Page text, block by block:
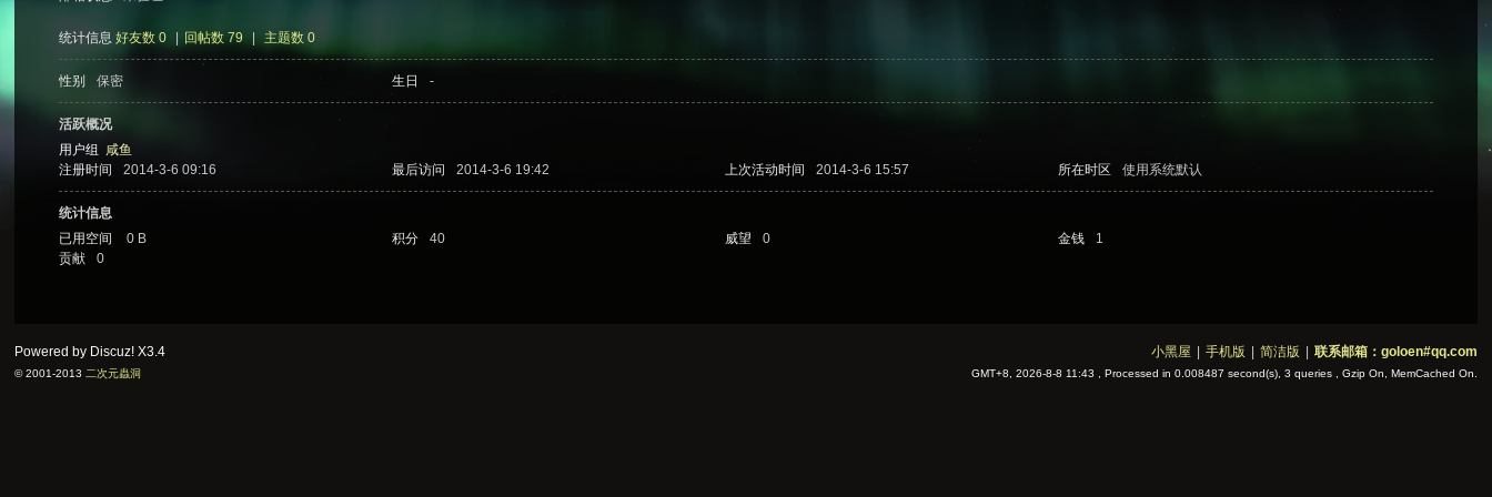
统计信息 好友数 0 回帖数 79 主题数 0
性别 保密 生日 -
活跃概况
用户组 咸鱼
注册时间
2014-3-6 09:16 最后访问 2014-3-6 19:42 上次活动时间 2014-3-6 15:57 所在时区 使用系统默认
统计信息
已用空间
0 B 积分 40 威望 0 金钱
1
贡献
0
小黑屋 手机版 简洁版 联系邮箱：goloen#qq.com
GMT+8, 2026-8-8 11:43 , Processed in 0.008487 second(s), 3 queries , Gzip On, MemCached On.
Powered by Discuz!X3.4
© 2001-2013 二次元蟲洞